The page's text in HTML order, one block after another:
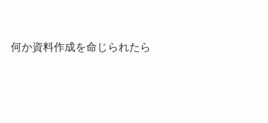
何か資料作成を命じられたら